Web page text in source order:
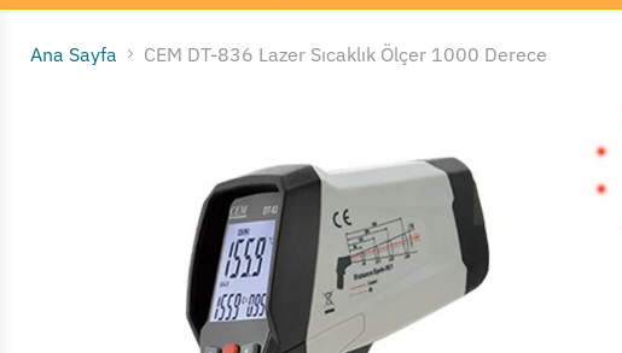
Ana Sayfa CEM DT-836 Lazer Sıcaklık Ölçer 1000 Derece